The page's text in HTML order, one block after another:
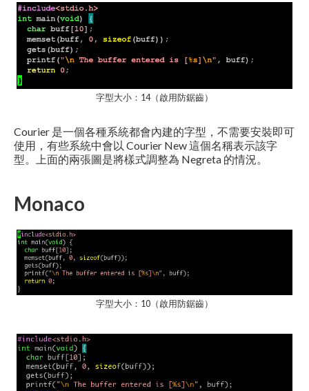
字型大小：14（啟用防鋸齒）
Courier 是一個各種系統都會內建的字型，不需要安裝即可
使用，有些系統中會以 Courier New 這個名稱表示該字
型。上面的兩張圖是將樣式調整為 Negreta 的情況。
Monaco
字型大小：10（啟用防鋸齒）